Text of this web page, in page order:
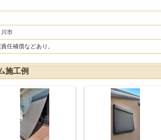
市
任補償などあり。
施工例